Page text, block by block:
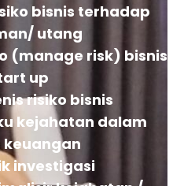
bisnis terhadap
utang
(manage risk) bisnis
up
risiko bisnis
kejahatan dalam
keuangan
investigasi